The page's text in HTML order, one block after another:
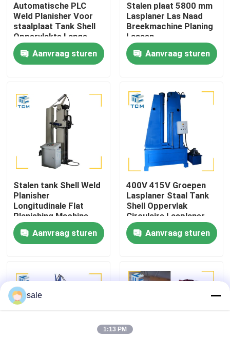
Huis
Over ons
Fabriekstocht
Kwaliteitscontrole
Neem contact met ons op
Nieuws
Vraag een offerte
Automatische PLC
Weld Planisher Voor
staalplaat Tank Shell
Oppervlakte Lange
planing machine
Aanvraag sturen
Stalen plaat 5800 mm
Lasplaner Las Naad
Breekmachine Planing
Lassen
Aanvraag sturen
Stalen tank Shell Weld
Planisher
Longitudinale Flat
Planishing Machine
Aanvraag sturen
400V 415V Groepen
Lasplaner Staal Tank
Shell Oppervlak
Circulaire Lasplaner
Aanvraag sturen
sale
1:13 PM